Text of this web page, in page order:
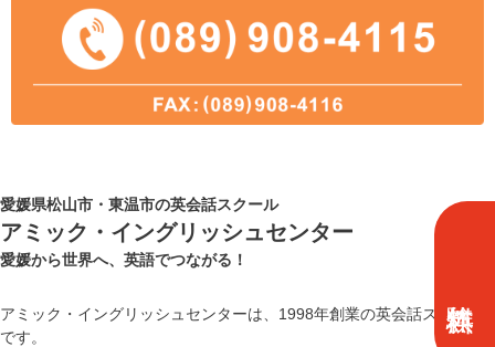
愛媛県松山市・東温市の英会話スクール
アミック・イングリッシュセンター
愛媛から世界へ、英語でつながる！
アミック・イングリッシュセンターは、1998年創業の英会話スクール
です。